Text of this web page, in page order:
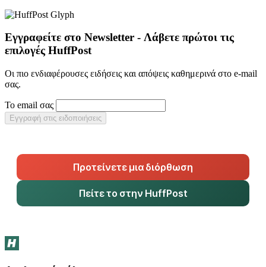
Εγγραφείτε στο Newsletter - Λάβετε πρώτοι τις
επιλογές HuffPost
Οι πιο ενδιαφέρουσες ειδήσεις και απόψεις καθημερινά στο e-mail
σας.
Το email σας
Εγγραφή στις ειδοποιήσεις
Προτείνετε μια διόρθωση
Πείτε το στην HuffPost